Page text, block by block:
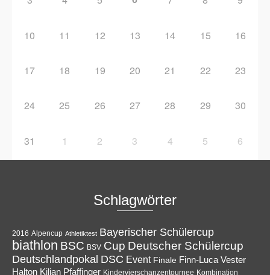
10 11 12 13 14 15 16
17 18 19 20 21 22 23
24 25 26 27 28 29 30
31 1 2 3 4 5 6
Schlagwörter
2016 Alpencup Athletiktest Bayerischer Schülercup
biathlon BSC BSV Cup Deutscher Schülercup
Deutschlandpokal DSC Event Finale Finn-Luca Vester
Halton Kilian Pfaffinger Kindervierschanzentournee Kombination